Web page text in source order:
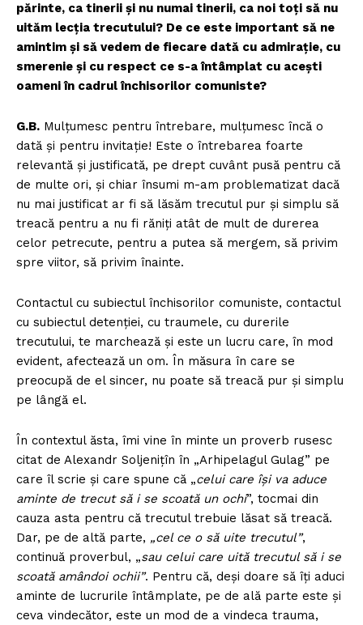
părinte, ca tinerii și nu numai tinerii, ca noi toți să nu
uităm lecția trecutului? De ce este important să ne
amintim și să vedem de fiecare dată cu admirație, cu
smerenie și cu respect ce s-a întâmplat cu acești
oameni în cadrul închisorilor comuniste?
G.B. Mulțumesc pentru întrebare, mulțumesc încă o
dată și pentru invitație! Este o întrebarea foarte
relevantă și justificată, pe drept cuvânt pusă pentru că
de multe ori, și chiar însumi m-am problematizat dacă
nu mai justificat ar fi să lăsăm trecutul pur și simplu să
treacă pentru a nu fi răniți atât de mult de durerea
celor petrecute, pentru a putea să mergem, să privim
spre viitor, să privim înainte.
Contactul cu subiectul închisorilor comuniste, contactul
cu subiectul detenției, cu traumele, cu durerile
trecutului, te marchează și este un lucru care, în mod
evident, afectează un om. În măsura în care se
preocupă de el sincer, nu poate să treacă pur și simplu
pe lângă el.
În contextul ăsta, îmi vine în minte un proverb rusesc
citat de Alexandr Soljenițîn în „Arhipelagul Gulag” pe
care îl scrie și care spune că „celui care își va aduce
aminte de trecut să i se scoată un ochi”, tocmai din
cauza asta pentru că trecutul trebuie lăsat să treacă.
Dar, pe de altă parte, „cel ce o să uite trecutul”,
continuă proverbul, „sau celui care uită trecutul să i se
scoată amândoi ochii”. Pentru că, deși doare să îți aduci
aminte de lucrurile întâmplate, pe de ală parte este și
ceva vindecător, este un mod de a vindeca trauma,